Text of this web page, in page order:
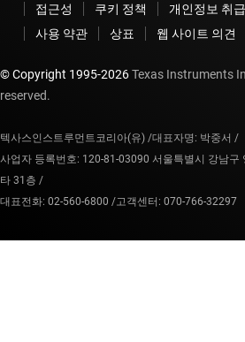
접근성 쿠키 정책 개인정보 취
사용 약관
상표 웹 사이트 의견
© Copyright 1995-2026Texas Instruments
reserved.
텍사스인스트루먼트코리아(유) /대표자명: 박중서 /
사업자 등록번호: 120-81-03090 서울특별시 강남구
타 31층 /
대표전화: 02-560-6800 /고객센터: 070-766-32297